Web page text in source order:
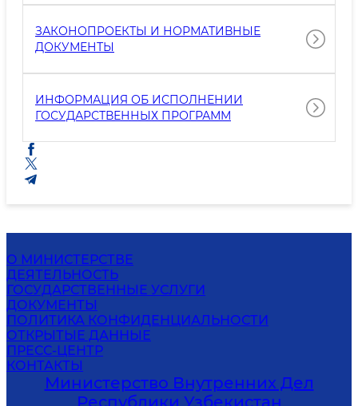
ЗАКОНОПРОЕКТЫ И НОРМАТИВНЫЕ
ДОКУМЕНТЫ
ИНФОРМАЦИЯ ОБ ИСПОЛНЕНИИ
ГОСУДАРСТВЕННЫХ ПРОГРАММ
О МИНИСТЕРСТВЕ
ДЕЯТЕЛЬНОСТЬ
ГОСУДАРСТВЕННЫЕ УСЛУГИ
ДОКУМЕНТЫ
ПОЛИТИКА КОНФИДЕНЦИАЛЬНОСТИ
ОТКРЫТЫЕ ДАННЫЕ
ПРЕСС-ЦЕНТР
КОНТАКТЫ
Министерство Внутренних Дел
Республики Узбекистан